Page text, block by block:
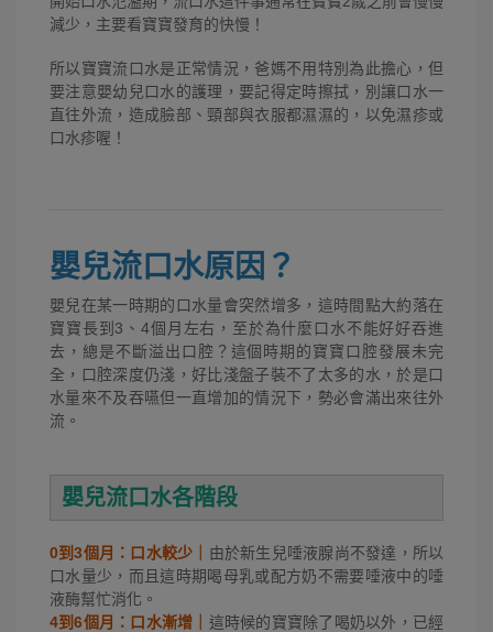
減少，主要看寶寶發育的快慢！
所以寶寶流口水是正常情況，爸媽不用特別為此擔心，但
要注意嬰幼兒口水的護理，要記得定時擦拭，別讓口水一
直往外流，造成臉部、頸部與衣服都濕濕的，以免濕疹或
口水疹喔！
嬰兒流口水原因？
嬰兒在某一時期的口水量會突然增多，這時間點大約落在
寶寶長到3、4個月左右，至於為什麼口水不能好好吞進
去，總是不斷溢出口腔？這個時期的寶寶口腔發展未完
全，口腔深度仍淺，好比淺盤子裝不了太多的水，於是口
水量來不及吞嚥但一直增加的情況下，勢必會滿出來往外
流。
嬰兒流口水各階段
0到3個月：口水較少｜ 由於新生兒唾液腺尚不發達，所以
口水量少，而且這時期喝母乳或配方奶不需要唾液中的唾
液酶幫忙消化。
4到6個月：口水漸增｜ 這時候的寶寶除了喝奶以外，已經